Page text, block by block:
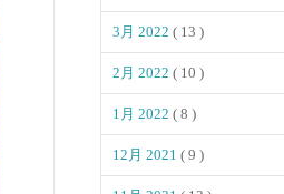
3月 2022 ( 13 )
2月 2022 ( 10 )
1月 2022 ( 8 )
12月 2021 ( 9 )